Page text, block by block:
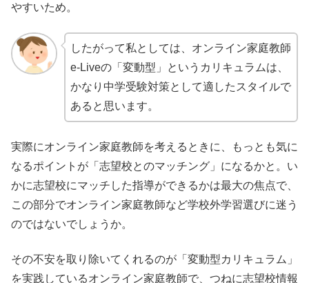
やすいため。
したがって私としては、オンライン家庭教師
e-Liveの「変動型」というカリキュラムは、
かなり中学受験対策として適したスタイルで
あると思います。
実際にオンライン家庭教師を考えるときに、もっとも気に
なるポイントが「志望校とのマッチング」になるかと。い
かに志望校にマッチした指導ができるかは最大の焦点で、
この部分でオンライン家庭教師など学校外学習選びに迷う
のではないでしょうか。
その不安を取り除いてくれるのが「変動型カリキュラム」
を実践しているオンライン家庭教師で、つねに志望校情報